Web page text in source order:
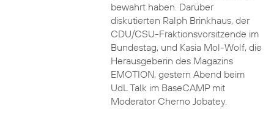
bewahrt haben. Darüber
diskutierten Ralph Brinkhaus, der
CDU/CSU-Fraktionsvorsitzende im
Bundestag, und Kasia Mol-Wolf, die
Herausgeberin des Magazins
EMOTION, gestern Abend beim
UdL Talk im BaseCAMP mit
Moderator Cherno Jobatey.